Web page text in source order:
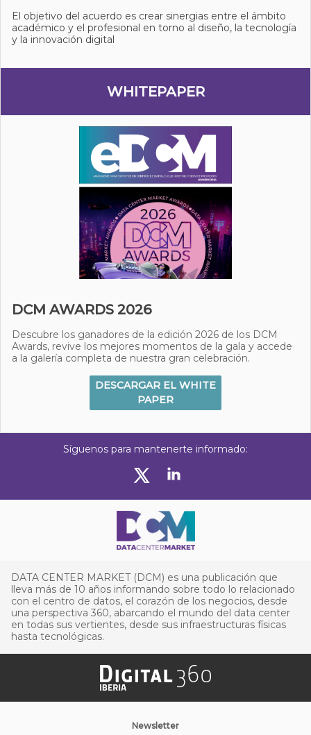
El objetivo del acuerdo es crear sinergias entre el ámbito
académico y el profesional en torno al diseño, la tecnología
y la innovación digital
WHITEPAPER
DCM AWARDS 2026
Descubre los ganadores de la edición 2026 de los DCM
Awards, revive los mejores momentos de la gala y accede
a la galería completa de nuestra gran celebración.
DESCARGAR EL WHITE
PAPER
Síguenos para mantenerte informado:
DATA CENTER MARKET (DCM) es una publicación que
lleva más de 10 años informando sobre todo lo relacionado
con el centro de datos, el corazón de los negocios, desde
una perspectiva 360, abarcando el mundo del data center
en todas sus vertientes, desde sus infraestructuras físicas
hasta tecnológicas.
Newsletter